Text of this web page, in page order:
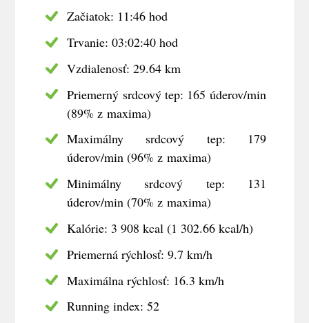
Začiatok: 11:46 hod
Trvanie: 03:02:40 hod
Vzdialenosť: 29.64 km
Priemerný srdcový tep: 165 úderov/min
(89% z maxima)
Maximálny srdcový tep: 179
úderov/min (96% z maxima)
Minimálny srdcový tep: 131
úderov/min (70% z maxima)
Kalórie: 3 908 kcal (1 302.66 kcal/h)
Priemerná rýchlosť: 9.7 km/h
Maximálna rýchlosť: 16.3 km/h
Running index: 52